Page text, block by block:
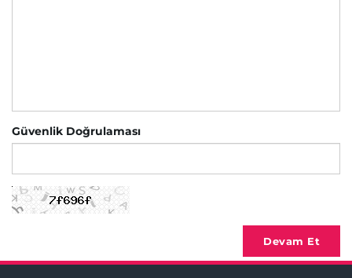
Güvenlik Doğrulaması
Devam Et